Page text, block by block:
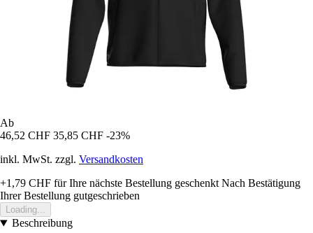
Ab
46,52 CHF 35,85 CHF -23%
inkl. MwSt. zzgl. Versandkosten
+1,79 CHF für Ihre nächste Bestellung geschenkt Nach Bestätigung
Ihrer Bestellung gutgeschrieben
Loading...
Beschreibung